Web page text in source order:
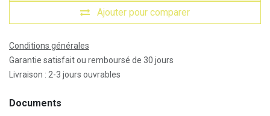
Ajouter pour comparer
Conditions générales
Garantie satisfait ou remboursé de 30 jours
Livraison : 2-3 jours ouvrables
Documents